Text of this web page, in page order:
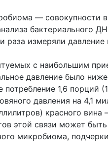
— совокупности
бактериального
раза измеряли
с наибольшим
давление было
потребление 1,6 порций
давления на 4,1
красного
этой связи может
микробиома,